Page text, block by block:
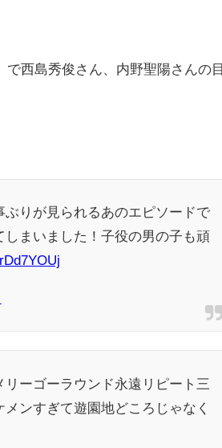
で西島秀俊さん、内野聖陽さんの
りが見られるあのエピソードで
まいました！子役の男の子も頑
ーゴーラウンド永遠リピート三
ンすぎて遊園地どころじゃなく